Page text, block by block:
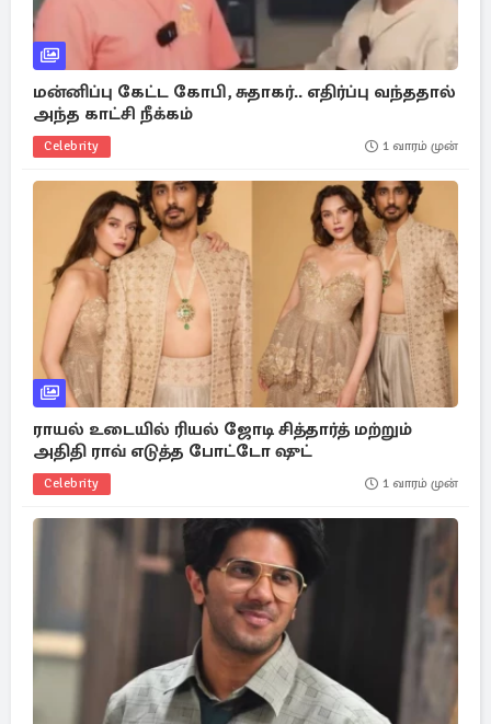
மன்னிப்பு கேட்ட கோபி, சுதாகர்.. எதிர்ப்பு வந்ததால்
அந்த காட்சி நீக்கம்
Celebrity 1 வாரம் முன்
ராயல் உடையில் ரியல் ஜோடி சித்தார்த் மற்றும்
அதிதி ராவ் எடுத்த போட்டோ ஷுட்
Celebrity 1 வாரம் முன்